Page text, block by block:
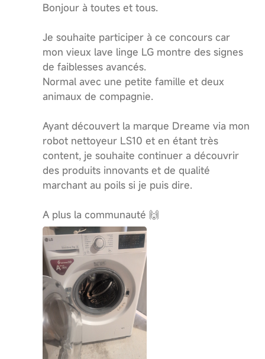
Bonjour à toutes et tous.
Je souhaite participer à ce concours car
mon vieux lave linge LG montre des signes
de faiblesses avancés.
Normal avec une petite famille et deux
animaux de compagnie.
Ayant découvert la marque Dreame via mon
robot nettoyeur LS10 et en étant très
content, je souhaite continuer a découvrir
des produits innovants et de qualité
marchant au poils si je puis dire.
A plus la communauté 🙌